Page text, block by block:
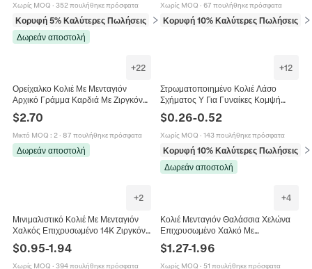
Αξεσουάρ
Χωρίς MOQ · 352 πουλήθηκε πρόσφατα
Κορυφή 5% Καλύτερες Πωλήσεις
σε Κρεμαστά (pendants)
Δωρεάν αποστολή
Χωρίς MOQ · 67 πουλήθηκε πρόσφατα
Κορυφή 10% Καλύτερες Πωλήσεις
+22
Ορείχαλκο Κολιέ Με Μενταγιόν
Αρχικό Γράμμα Καρδιά Με Ζιργκόν
Επιχρυσωμένο Κοσμήματα Μόδας
Για Γυναίκες
$2.70
Μικτό MOQ : 2· 87 πουλήθηκε πρόσφατα
Δωρεάν αποστολή
+12
Στρωματοποιημένο Κολιέ Λάσο
Σχήματος Υ Για Γυναίκες Κομψή
Επίχρυση Αλυσίδα Με Διάφανα
Μενταγιόν Ζιργκόν
$0.26-0.52
Χωρίς MOQ · 143 πουλήθηκε πρόσφατα
Κορυφή 10% Καλύτερες Πωλήσεις
Δωρεάν αποστολή
+2
Μινιμαλιστικό Κολιέ Με Μενταγιόν
Χαλκός Επιχρυσωμένο 14K Ζιργκόν
Αχλάδι Στυλ Για Γυναίκες
$0.95-1.94
Χωρίς MOQ · 394 πουλήθηκε πρόσφατα
+4
Κολιέ Μενταγιόν Θαλάσσια Χελώνα
Επιχρυσωμένο Χαλκό Με
Ζώων Ωκεανού Για Γυναίκες
$1.27-1.96
Χωρίς MOQ · 51 πουλήθηκε πρόσφατα